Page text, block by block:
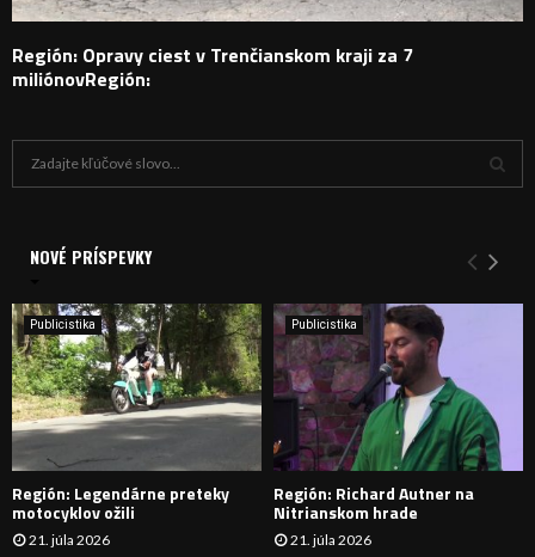
Región: Opravy ciest v Trenčianskom kraji za 7
miliónovRegión:
i
e
:
Y
H
D
NOVÉ PRÍSPEVKY
Publicistika
Región: Legendárne preteky
motocyklov ožili
21. júla 2026
Publicistika
Región: Richard Autner na
Nitrianskom hrade
21. júla 2026